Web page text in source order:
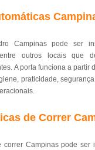
Campinas pode ser
outros locais que
A porta funciona a partir
praticidade,
de Correr
correr Campinas pode ser